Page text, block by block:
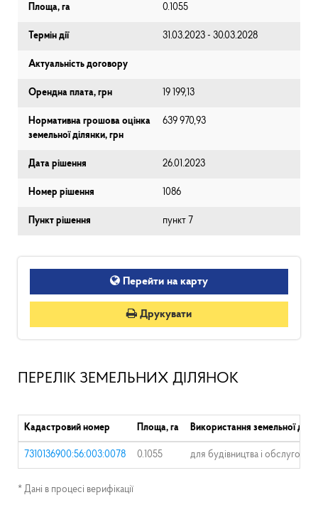
Площа, га 0.1055
Термін дії 31.03.2023 - 30.03.2028
Актуальність договору
Орендна плата, грн 19 199,13
Нормативна грошова оцінка
земельної ділянки, грн
639 970,93
Дата рішення 26.01.2023
Номер рішення 1086
Пункт рішення пункт 7
Перейти на карту
Друкувати
ПЕРЕЛІК ЗЕМЕЛЬНИХ ДІЛЯНОК
Кадастровий номер Площа, га Використання земельної
7310136900:56:003:0078 0.1055 для будівництва і
* Дані в процесі верифікації